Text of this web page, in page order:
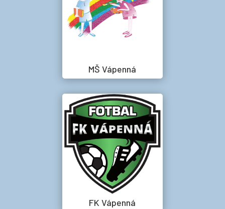
MŠ Vápenná
FK Vápenná